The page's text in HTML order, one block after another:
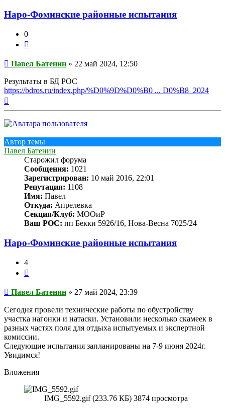
Наро-Фоминские районные испытания
0
Сообщение
Павел Батенин » 22 май 2024, 12:50
Результаты в БД РОС
https://bdros.ru/index.php/%D0%9D%D0%B0 ... D0%B8_2024
Автор темы
Павел Батенин
Старожил форума
Сообщения: 1021
Зарегистрирован: 10 май 2016, 22:01
Репутация: 1108
Имя: Павел
Откуда: Апрелевка
Секция/Клуб: МООиР
Ваш РОС: пп Бекки 5926/16, Нова-Весна 7025/24
Наро-Фоминские районные испытания
4
Сообщение
Павел Батенин » 27 май 2024, 23:39
Сегодня провели технические работы по обустройству
участка нагонки и натаски. Установили несколько скамеек в
разных частях поля для отдыха испытуемых и экспертной
комиссии.
Следующие испытания запланированы на 7-9 июня 2024г.
Увидимся!
Вложения
IMG_5592.gif (233.76 КБ) 3874 просмотра